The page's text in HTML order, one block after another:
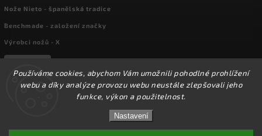
Používáme cookies, abychom Vám umožnili pohodlné prohlížení
webu a díky analýze provozu webu neustále zlepšovali jeho
funkce, výkon a použitelnost.
Nastavení
☀️Ve dnech 3-14.8 2026 máme zavřeno z důvodu
DOVOLENÉ. Eshop zůstává v provozu, objednávky
budeme zpracovávat v pondělí 17.8.2026. Děkujeme za
pochopení.☀️
Nože Nieto - španělská tradice
Benchmade - založení značky
Výrobci nožů - X
Upravit nastavení cookies